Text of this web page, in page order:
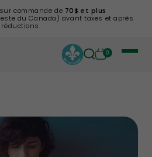
commande de 70$ et plus
du Canada) avant taxes et après
réductions.
0